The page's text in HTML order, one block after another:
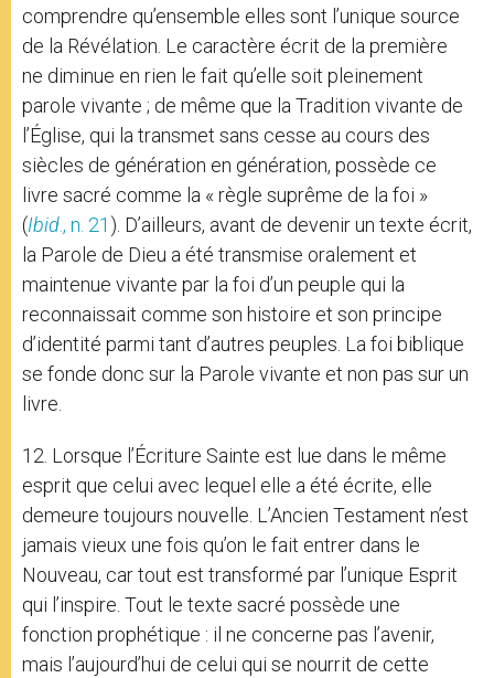
comprendre qu’ensemble elles sont l’unique source
de la Révélation. Le caractère écrit de la première
ne diminue en rien le fait qu’elle soit pleinement
parole vivante ; de même que la Tradition vivante de
l’Église, qui la transmet sans cesse au cours des
siècles de génération en génération, possède ce
livre sacré comme la « règle suprême de la foi »
(Ibid., n. 21 ). D’ailleurs, avant de devenir un texte écrit,
la Parole de Dieu a été transmise oralement et
maintenue vivante par la foi d’un peuple qui la
reconnaissait comme son histoire et son principe
d’identité parmi tant d’autres peuples. La foi biblique
se fonde donc sur la Parole vivante et non pas sur un
livre.
12. Lorsque l’Écriture Sainte est lue dans le même
esprit que celui avec lequel elle a été écrite, elle
demeure toujours nouvelle. L’Ancien Testament n’est
jamais vieux une fois qu’on le fait entrer dans le
Nouveau, car tout est transformé par l’unique Esprit
qui l’inspire. Tout le texte sacré possède une
fonction prophétique : il ne concerne pas l’avenir,
mais l’aujourd’hui de celui qui se nourrit de cette